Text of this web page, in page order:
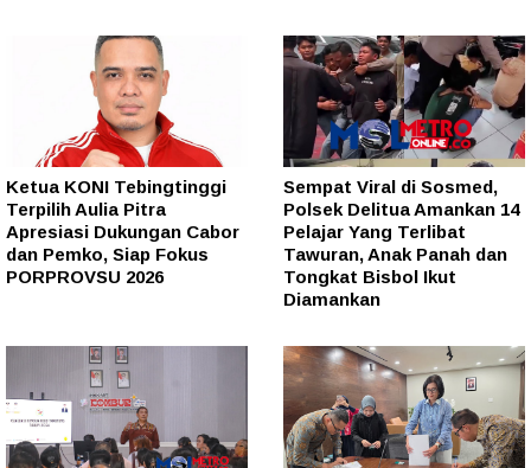
Ketua KONI Tebingtinggi
Terpilih Aulia Pitra
Apresiasi Dukungan Cabor
dan Pemko, Siap Fokus
PORPROVSU 2026
Sempat Viral di Sosmed,
Polsek Delitua Amankan 14
Pelajar Yang Terlibat
Tawuran, Anak Panah dan
Tongkat Bisbol Ikut
Diamankan